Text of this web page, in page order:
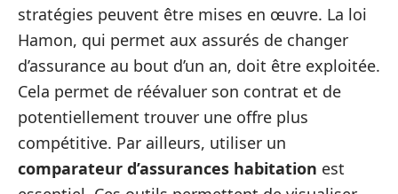
stratégies peuvent être mises en œuvre. La loi
Hamon, qui permet aux assurés de changer
d’assurance au bout d’un an, doit être exploitée.
Cela permet de réévaluer son contrat et de
potentiellement trouver une offre plus
compétitive. Par ailleurs, utiliser un
comparateur d’assurances habitation est